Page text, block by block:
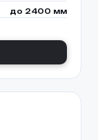
до 2400 мм